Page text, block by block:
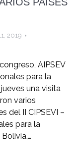
2019
AIPSEV
para la
una visita
varios
del II CIPSEVI –
para la